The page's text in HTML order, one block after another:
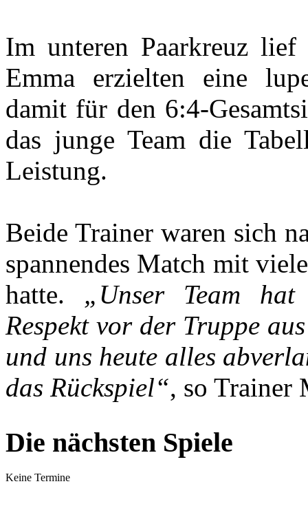
Im unteren Paarkreuz
Emma erzielten eine
damit für den 6:4-
das junge Team die
Leistung.
Beide Trainer waren sich
spannendes Match mit
hatte. „Unser Team
Respekt vor der Truppe
und uns heute alles
das Rückspiel“, so Trainer
Die nächsten Spiele
Keine Termine